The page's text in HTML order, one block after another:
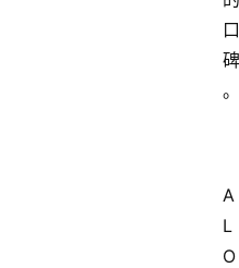
口
碑
。
A
L
O